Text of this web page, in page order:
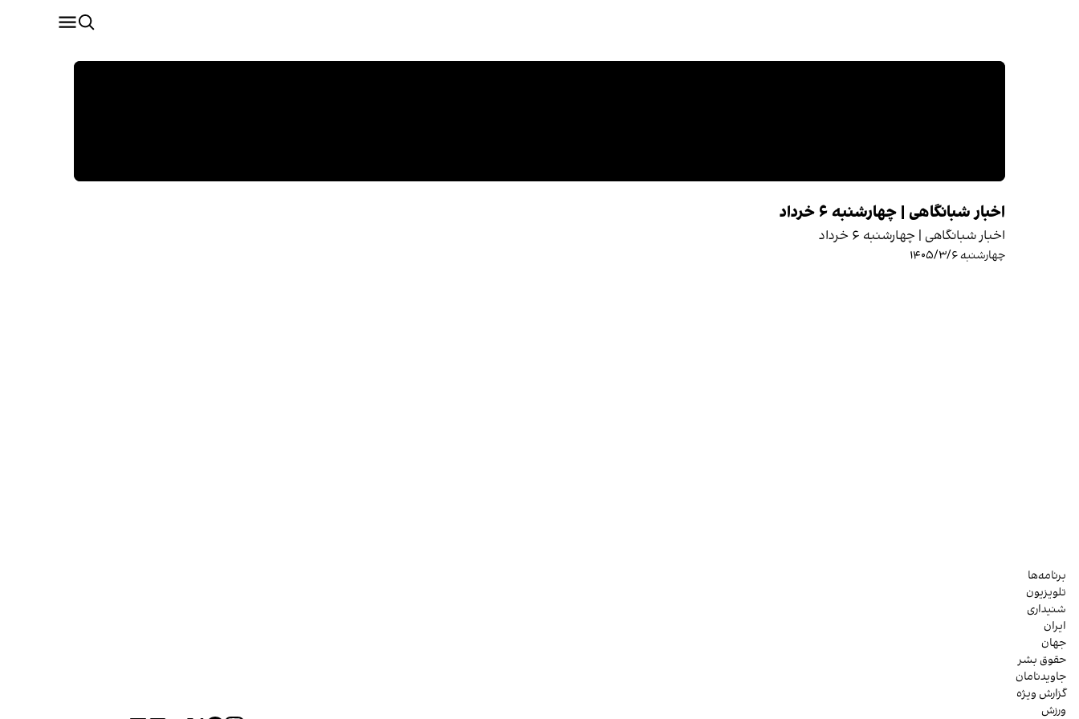
اخبار شبانگاهی | چهارشنبه ۶ خرداد
اخبار شبانگاهی | چهارشنبه ۶ خرداد
چهارشنبه ۱۴۰۵/۳/۶
برنامه‌ها
تلویزیون
شنیداری
ایران
جهان
حقوق بشر
جاویدنامان
گزارش ویژه
ورزش